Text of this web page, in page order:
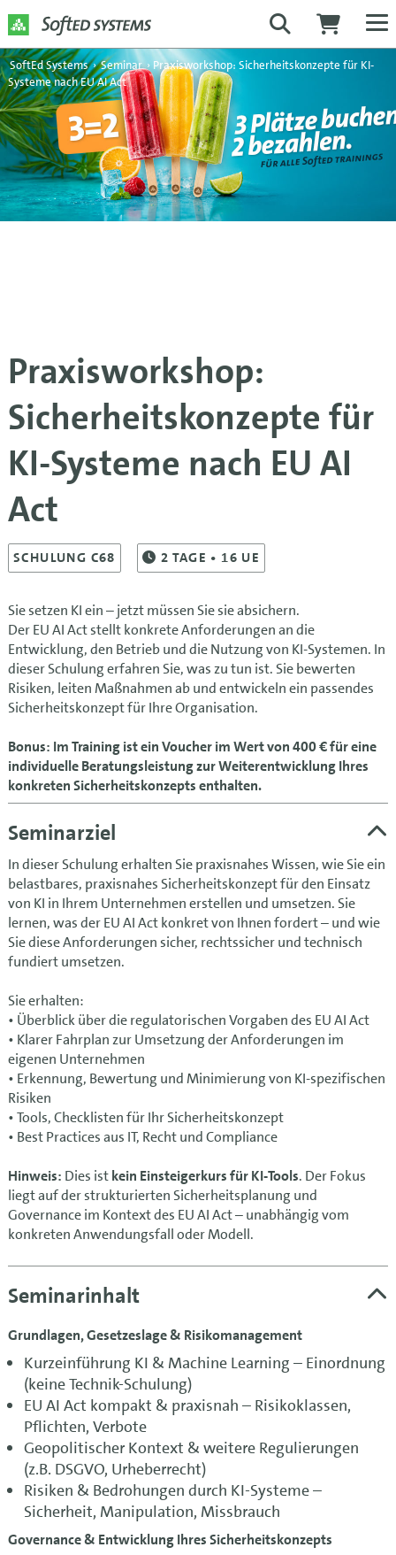
SoftEd Systems › Seminar › Praxisworkshop: Sicherheitskonzepte für KI-
Systeme nach EU AI Act
Praxisworkshop:
Sicherheitskonzepte für
KI-Systeme nach EU AI
Act
SCHULUNG C68 2TAGE • 16 UE
Sie setzen KI ein – jetzt müssen Sie sie absichern.
Der EU AI Act stellt konkrete Anforderungen an die
Entwicklung, den Betrieb und die Nutzung von KI-Systemen. In
dieser Schulung erfahren Sie, was zu tun ist. Sie bewerten
Risiken, leiten Maßnahmen ab und entwickeln ein passendes
Sicherheitskonzept für Ihre Organisation.
Bonus: Im Training ist ein Voucher im Wert von 400 € für eine
individuelle Beratungsleistung zur Weiterentwicklung Ihres
konkreten Sicherheitskonzepts enthalten.
Seminarziel
In dieser Schulung erhalten Sie praxisnahes Wissen, wie Sie ein
belastbares, praxisnahes Sicherheitskonzept für den Einsatz
von KI in Ihrem Unternehmen erstellen und umsetzen. Sie
lernen, was der EU AI Act konkret von Ihnen fordert – und wie
Sie diese Anforderungen sicher, rechtssicher und technisch
fundiert umsetzen.
Sie erhalten:
• Überblick über die regulatorischen Vorgaben des EU AI Act
• Klarer Fahrplan zur Umsetzung der Anforderungen im
eigenen Unternehmen
• Erkennung, Bewertung und Minimierung von KI-spezifischen
Risiken
• Tools, Checklisten für Ihr Sicherheitskonzept
• Best Practices aus IT, Recht und Compliance
Hinweis: Dies istkein Einsteigerkurs für KI-Tools. Der Fokus
liegt auf der strukturierten Sicherheitsplanung und
Governance im Kontext des EU AI Act – unabhängig vom
konkreten Anwendungsfall oder Modell.
Seminarinhalt
Grundlagen, Gesetzeslage & Risikomanagement
Kurzeinführung KI & Machine Learning – Einordnung
(keine Technik-Schulung)
EU AI Act kompakt & praxisnah – Risikoklassen,
Pflichten, Verbote
Geopolitischer Kontext & weitere Regulierungen
(z.B. DSGVO, Urheberrecht)
Risiken & Bedrohungen durch KI-Systeme –
Sicherheit, Manipulation, Missbrauch
Governance & Entwicklung Ihres Sicherheitskonzepts